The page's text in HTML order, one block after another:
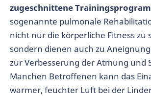
zugeschnittene
sogenannte pulmonale
nicht nur die körperliche Fitness zu
sondern dienen auch zu
zur Verbesserung der Atmung und
Manchen Betroffenen kann das
warmer, feuchter Luft bei der